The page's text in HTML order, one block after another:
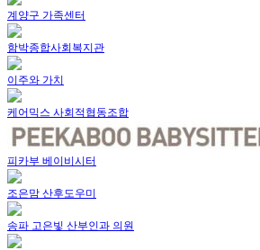
계양구 가족센터
함박종합사회복지관
이주와 가치
케어믹스 사회적협동조합
피카부 베이비시터
조은맘 산후도우미
송파 고은빛 산부인과 의원